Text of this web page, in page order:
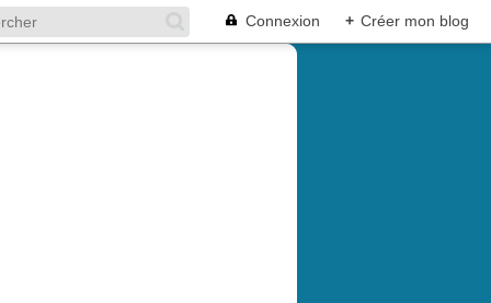
Connexion + Créer mon blog